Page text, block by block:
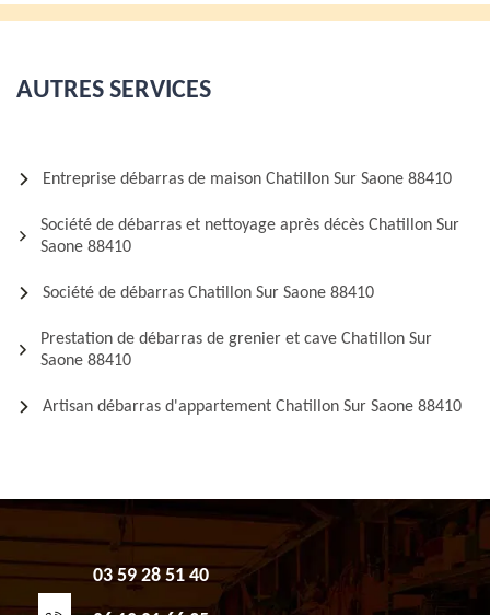
AUTRES SERVICES
Entreprise débarras de maison Chatillon Sur Saone 88410
Société de débarras et nettoyage après décès Chatillon Sur
Saone 88410
Société de débarras Chatillon Sur Saone 88410
Prestation de débarras de grenier et cave Chatillon Sur
Saone 88410
Artisan débarras d'appartement Chatillon Sur Saone 88410
03 59 28 51 40